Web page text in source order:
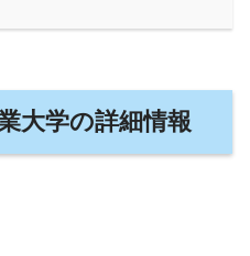
大学の詳細情報